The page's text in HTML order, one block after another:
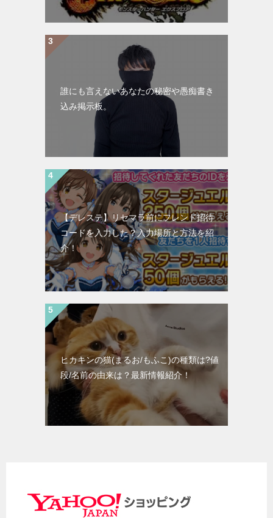
誰にも言えないあなたの秘密や愚痴書き
込み掲示板。
【デレステ】リセマラ前にフレンド招待
コードを入力した？入力場所と方法を紹
介！
ヒカキンの猫(まるお/もふこ)の種類は?値
段/名前の由来は？最新情報紹介！